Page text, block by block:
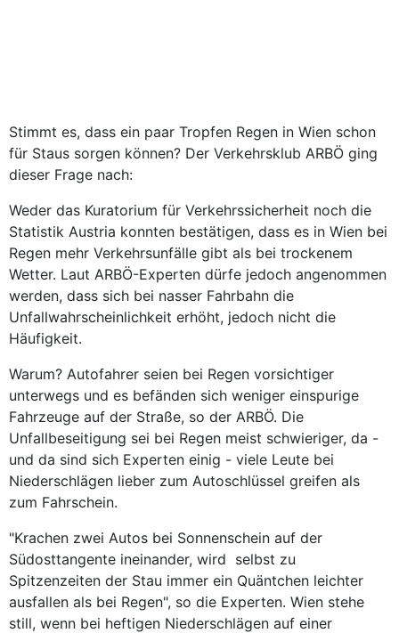
Stimmt es, dass ein paar Tropfen Regen in Wien schon
für Staus sorgen können? Der Verkehrsklub ARBÖ ging
dieser Frage nach:
Weder das Kuratorium für Verkehrssicherheit noch die
Statistik Austria konnten bestätigen, dass es in Wien bei
Regen mehr Verkehrsunfälle gibt als bei trockenem
Wetter. Laut ARBÖ-Experten dürfe jedoch angenommen
werden, dass sich bei nasser Fahrbahn die
Unfallwahrscheinlichkeit erhöht, jedoch nicht die
Häufigkeit.
Warum? Autofahrer seien bei Regen vorsichtiger
unterwegs und es befänden sich weniger einspurige
Fahrzeuge auf der Straße, so der ARBÖ. Die
Unfallbeseitigung sei bei Regen meist schwieriger, da -
und da sind sich Experten einig - viele Leute bei
Niederschlägen lieber zum Autoschlüssel greifen als
zum Fahrschein.
"Krachen zwei Autos bei Sonnenschein auf der
Südosttangente ineinander, wird selbst zu
Spitzenzeiten der Stau immer ein Quäntchen leichter
ausfallen als bei Regen", so die Experten. Wien stehe
still, wenn bei heftigen Niederschlägen auf einer